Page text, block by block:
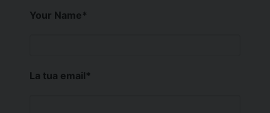
Your Name*
La tua email*